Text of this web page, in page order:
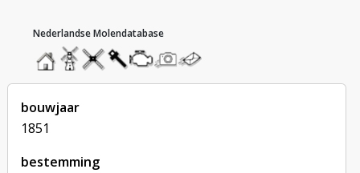
homemolendatabase
roedendatabase
assendatabase
motorendatabase
stuur
een
foto
stuur
een
bericht
bouwjaar
1851
bestemming